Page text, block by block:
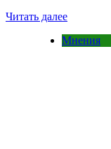
Читать далее
Мнения